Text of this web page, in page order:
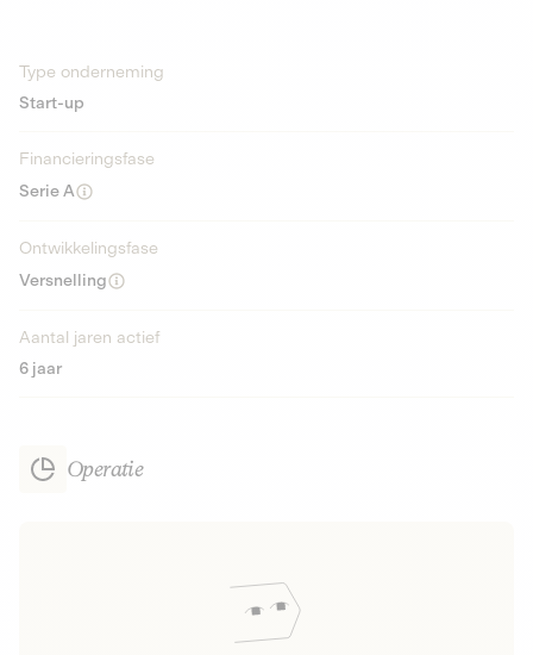
Type onderneming
Start-up
Financieringsfase
Serie A
Ontwikkelingsfase
Versnelling
Aantal jaren actief
6 jaar
Operatie